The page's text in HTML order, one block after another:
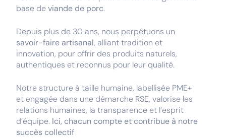
base deviande de porc.
Depuis plus de 30 ans, nous perpétuons un
savoir-faire artisanal, alliant tradition et
innovation, pour offrir des produits naturels,
authentiques et reconnus pour leur qualité.
Notre structure à taille humaine, labellisée PME+
et engagée dans une démarche RSE, valorise les
relations humaines, la transparence et l’esprit
d’équipe. Ici, chacun compte et contribue à notre
succès collectif